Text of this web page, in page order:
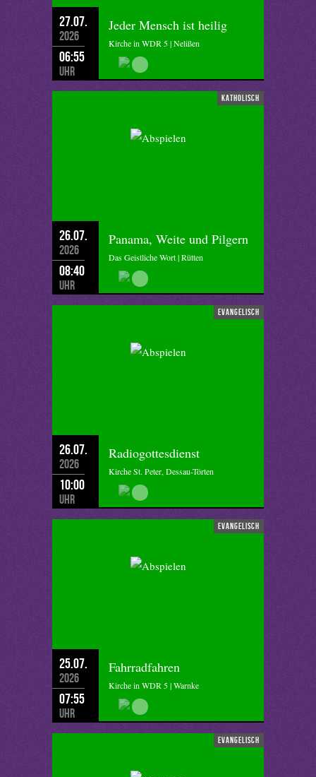
27.07.
2026
06:55
Uhr
Jeder Mensch ist heilig
Kirche in WDR 5 | Nelißen
katholisch
26.07.
2026
08:40
Uhr
Panama, Weite und Pilgern
Das Geistliche Wort | Rütten
evangelisch
26.07.
2026
10:00
Uhr
Radiogottesdienst
Kirche St. Peter, Dessau-Törten
evangelisch
25.07.
2026
07:55
Uhr
Fahrradfahren
Kirche in WDR 5 | Warnke
evangelisch